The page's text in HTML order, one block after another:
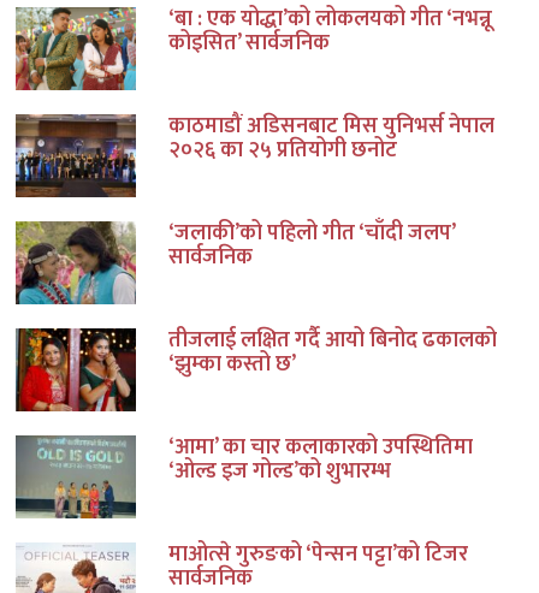
‘बा : एक योद्धा’को लोकलयको गीत ‘नभन्नू
कोइसित’ सार्वजनिक
काठमाडौं अडिसनबाट मिस युनिभर्स नेपाल
२०२६ का २५ प्रतियोगी छनोट
‘जलाकी’को पहिलो गीत ‘चाँदी जलप’
सार्वजनिक
तीजलाई लक्षित गर्दै आयो बिनोद ढकालको
‘झुम्का कस्तो छ’
‘आमा’ का चार कलाकारको उपस्थितिमा
‘ओल्ड इज गोल्ड’को शुभारम्भ
माओत्से गुरुङको ‘पेन्सन पट्टा’को टिजर
सार्वजनिक